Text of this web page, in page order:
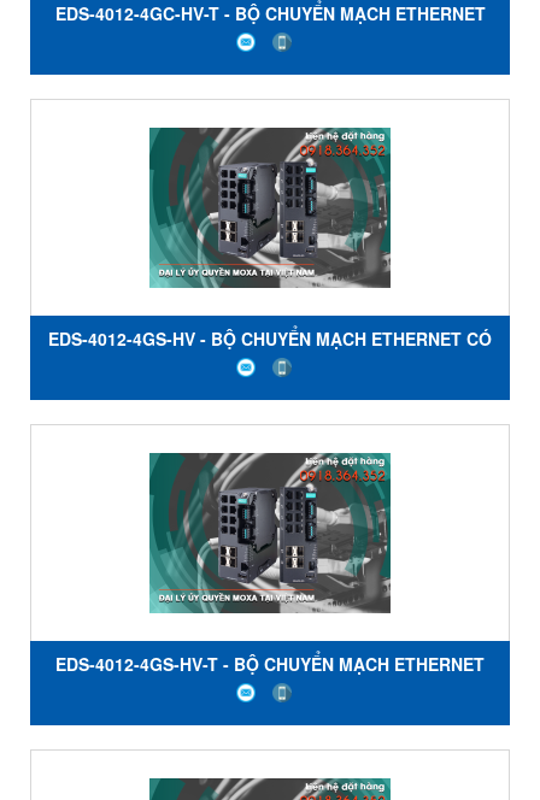
EDS-4012-4GC-HV-T - BỘ CHUYỂN MẠCH ETHERNET
CÓ QUẢN LÝ VỚI 8 CỔNG 10 / 100BaseT (X) - NGUỒN
ĐIỆN 110/220 VAC / VDC - NHIỆT ĐỘ -40 đến 75 ° C -
EDS-4012-4GS-HV - BỘ CHUYỂN MẠCH ETHERNET CÓ
QUẢN LÝ VỚI 8 CỔNG 10 / 100BaseT (X) - 4 CỔNG 100 /
1000BaseSFP - NGUỒN ĐIỆN 110/220 VAC / VDC -
EDS-4012-4GS-HV-T - BỘ CHUYỂN MẠCH ETHERNET
CÓ QUẢN LÝ VỚI 8 CỔNG 10 / 100BaseT (X) - 4 CỔNG
100 / 1000BaseSFP - NGUỒN ĐIỆN 110/220 VAC / VDC -